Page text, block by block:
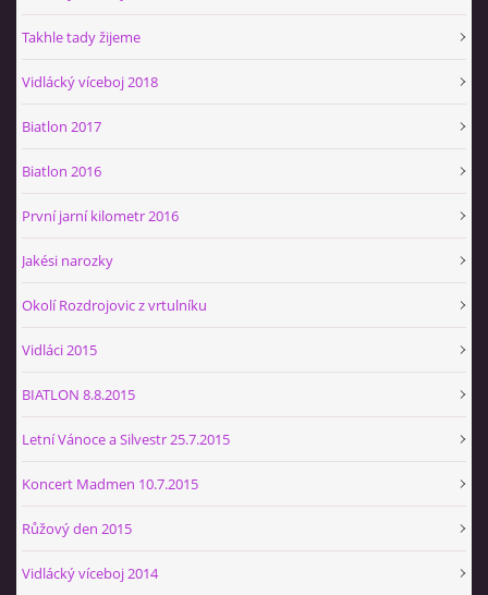
Takhle tady žijeme
Vidlácký víceboj 2018
Biatlon 2017
Biatlon 2016
První jarní kilometr 2016
Jakési narozky
Okolí Rozdrojovic z vrtulníku
Vidláci 2015
BIATLON 8.8.2015
Letní Vánoce a Silvestr 25.7.2015
Koncert Madmen 10.7.2015
Růžový den 2015
Vidlácký víceboj 2014